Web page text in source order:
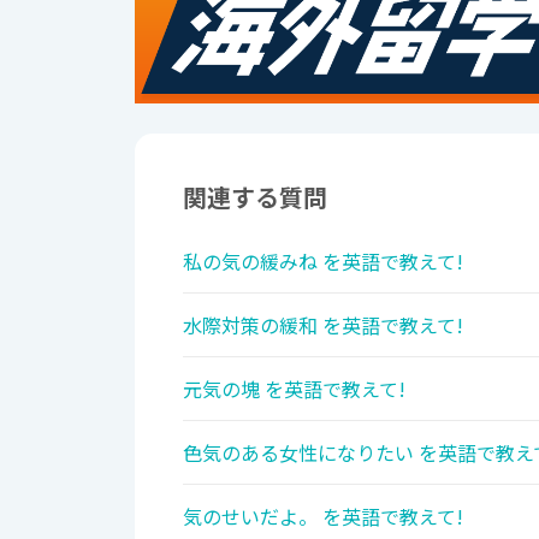
関連する質問
私の気の緩みね を英語で教えて!
水際対策の緩和 を英語で教えて!
元気の塊 を英語で教えて!
色気のある女性になりたい を英語で教
気のせいだよ。 を英語で教えて!